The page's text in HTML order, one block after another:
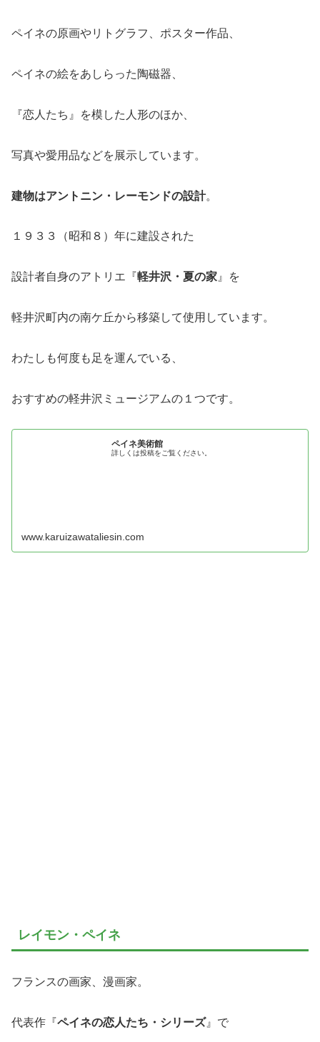
ペイネの原画やリトグラフ、ポスター作品、
ペイネの絵をあしらった陶磁器、
『恋人たち』を模した人形のほか、
写真や愛用品などを展示しています。
建物はアントニン・レーモンドの設計。
１９３３（昭和８）年に建設された
設計者自身のアトリエ『軽井沢・夏の家 』を
軽井沢町内の南ケ丘から移築して使用しています。
わたしも何度も足を運んでいる、
おすすめの軽井沢ミュージアムの１つです。
ペイネ美術館
詳しくは投稿をご覧ください。
www.karuizawataliesin.com
レイモン・ペイネ
フランスの画家、漫画家。
代表作『ペイネの恋人たち・シリーズ』で